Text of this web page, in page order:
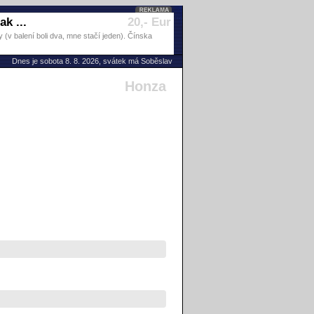
... 20,- Eur
(v balení boli dva, mne stačí jeden). Čínska
Dnes je sobota 8. 8. 2026, svátek má Soběslav
Honza